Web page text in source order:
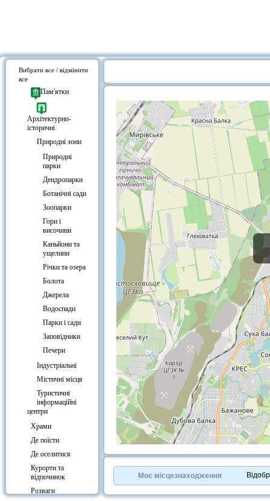
Вибрати все / відмінити
все
Пам'ятки
Архітектурно-
історичні
Природні зони
Природні
парки
Дендропарки
Ботанічні сади
Зоопарки
Гори і
височини
Каньйони та
ущелини
Річки та озера
Болота
Джерела
Водоспади
Парки і сади
Заповідники
Печери
Індустріальні
Містичні місця
Туристичні
інформаційні
центри
Храми
Де поїсти
Де оселитися
Курорти та
відпочинок
Розваги
OpenStreetMapcontributors.
»
Моє місцезнаходження